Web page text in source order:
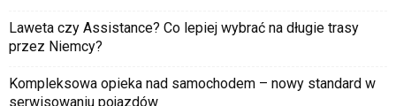
Laweta czy Assistance? Co lepiej wybrać na długie trasy
przez Niemcy?
Kompleksowa opieka nad samochodem – nowy standard w
serwisowaniu pojazdów